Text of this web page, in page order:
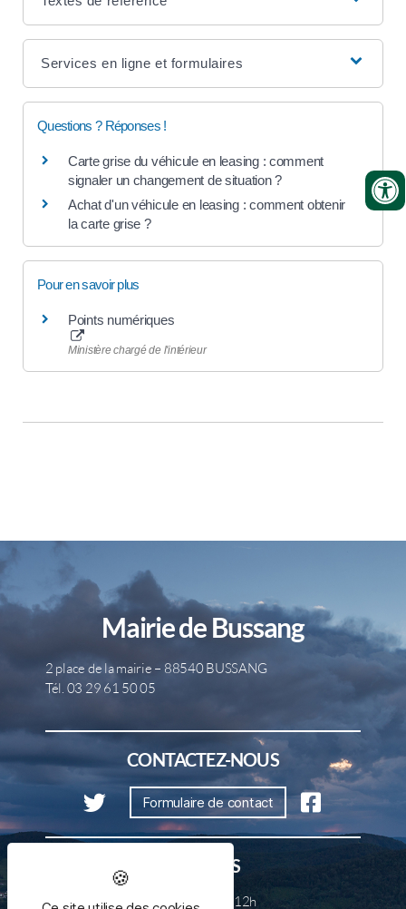
Services en ligne et formulaires
Questions ? Réponses !
Carte grise du véhicule en leasing : comment
signaler un changement de situation ?
Achat d'un véhicule en leasing : comment obtenir
la carte grise ?
Pour en savoir plus
Points numériques
Ministère chargé de l'intérieur
Mairie de Bussang
2 place de la mairie – 88540 BUSSANG
Tél. 03 29 61 50 05
CONTACTEZ-NOUS
Formulaire de contact
HORAIRES
Lundi, mercredi et samedi de 8h à 12h